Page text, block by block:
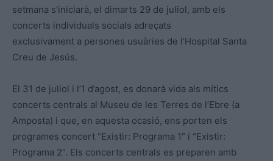
setmana s’iniciarà, el dimarts 29 de juliol, amb els
concerts individuals socials adreçats
exclusivament a persones usuàries de l’Hospital Santa
Creu de Jesús.
El 31 de juliol i l’1 d’agost, es donarà vida als mítics
concerts centrals al Museu de les Terres de l’Ebre (a
Amposta) i que, en aquesta ocasió, ens porten els
programes concert “Existir: Programa 1” i “Existir:
Programa 2”. Els concerts centrals es preparen amb